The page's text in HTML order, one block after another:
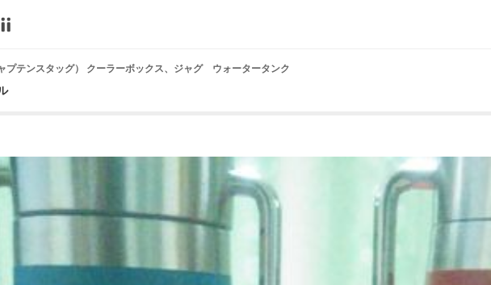
プテンスタッグ） クーラーボックス、ジャグ ウォータータンク